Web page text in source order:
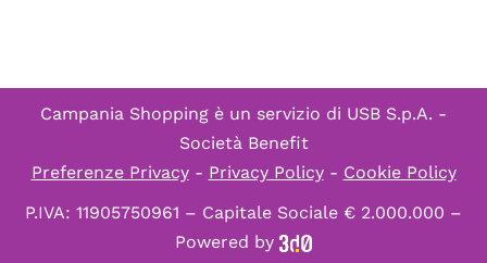
Campania Shopping è un servizio di USB S.p.A. -
Società Benefit
Preferenze Privacy- Privacy Policy- Cookie Policy
P.IVA: 11905750961 – Capitale Sociale € 2.000.000 –
Powered by